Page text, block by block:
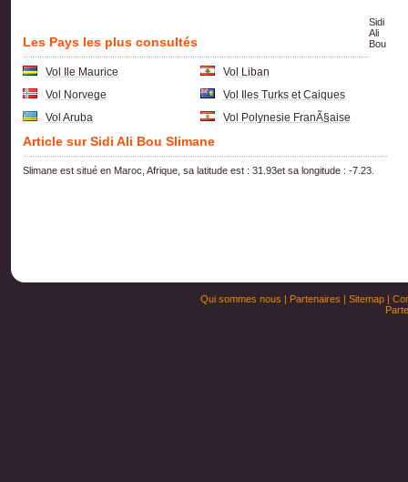
Les Pays les plus consultés
Vol Ile Maurice
Vol Liban
Vol Norvege
Vol Iles Turks et Caiques
Vol Aruba
Vol Polynesie FranÃ§aise
Article sur Sidi Ali Bou Slimane
Sidi
Ali
Bou
Slimane est situé en Maroc, Afrique, sa latitude est : 31.93et sa longitude : -7.23.
Qui sommes nous | Partenaires | Sitemap|